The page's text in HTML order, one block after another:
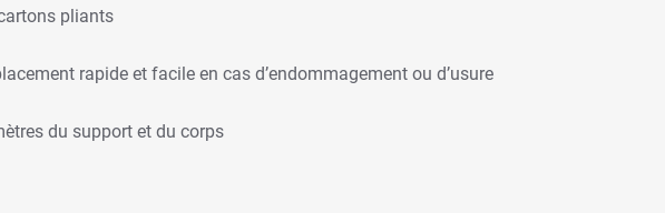
pliants
rapide et facile en cas d’endommagement ou d’usure
du support et du corps